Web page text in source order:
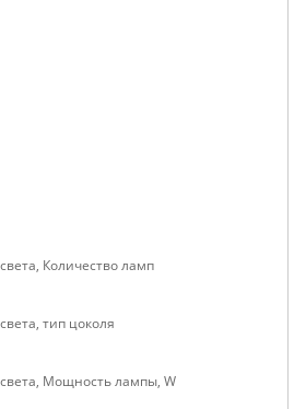
Количество ламп
тип цоколя
Мощность лампы, W